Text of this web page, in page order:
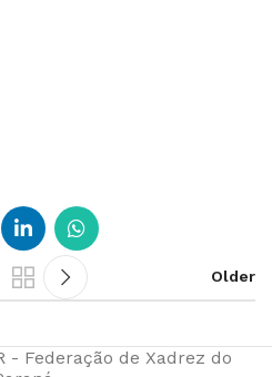
Older
- Federação de Xadrez do